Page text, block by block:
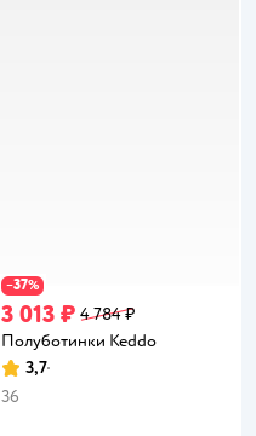
−37%
3 013 ₽ 4 784 ₽
Полуботинки Keddo
Рейтинг:
3,7
36